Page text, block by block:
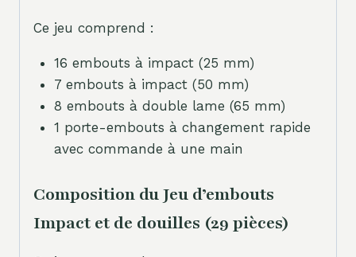
Ce jeu comprend :
16 embouts à impact (25 mm)
7 embouts à impact (50 mm)
8 embouts à double lame (65 mm)
1 porte-embouts à changement rapide
avec commande à une main
Composition du Jeu d’embouts
Impact et de douilles (29 pièces)